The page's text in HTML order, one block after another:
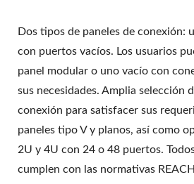
Dos tipos de paneles de conexión:
con puertos vacíos. Los usuarios
panel modular o uno vacío con
sus necesidades. Amplia selección
conexión para satisfacer sus
paneles tipo V y planos, así como
2U y 4U con 24 o 48 puertos.
cumplen con las normativas